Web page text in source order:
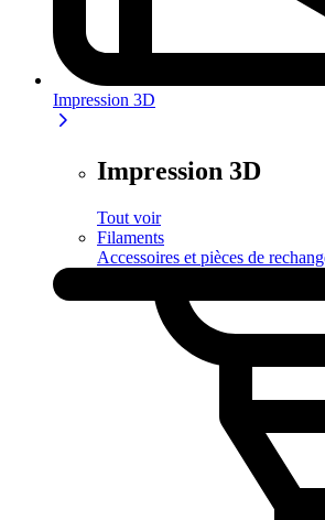
Impression 3D
Impression 3D
Tout voir
Filaments
Accessoires et pièces de